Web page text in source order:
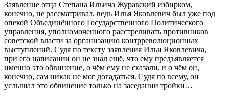
Заявление отца Степана Ильича Журавский избирком,
конечно, не рассматривал, ведь Илья Яковлевич был уже под
опекой Объединённого Государственного Политического
управления, уполномоченного расстреливать противников
советской власти за организацию контрреволюционных
выступлений. Судя по тексту заявления Ильи Яковлевича,
при его написании он не знал ещё, что ему предъявляется
именно это обвинение, о чём ему не сказали, и о чём он,
конечно, сам никак не мог догадаться. Судя по всему, он
услышал это обвинение только на заседании тройки…